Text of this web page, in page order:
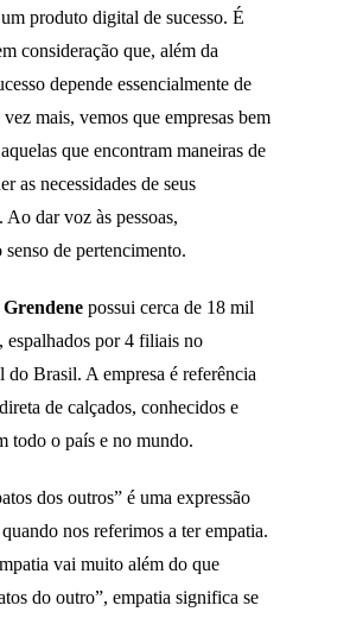
produto digital de sucesso. É
consideração que, além da
depende essencialmente de
vez mais, vemos que empresas bem
que encontram maneiras de
as necessidades de seus
Ao dar voz às pessoas,
senso de pertencimento.
Grendene possui cerca de 18 mil
espalhados por 4 filiais no
do Brasil. A empresa é referência
de calçados, conhecidos e
todo o país e no mundo.
dos outros” é uma expressão
nos referimos a ter empatia.
vai muito além do que
do outro”, empatia significa se